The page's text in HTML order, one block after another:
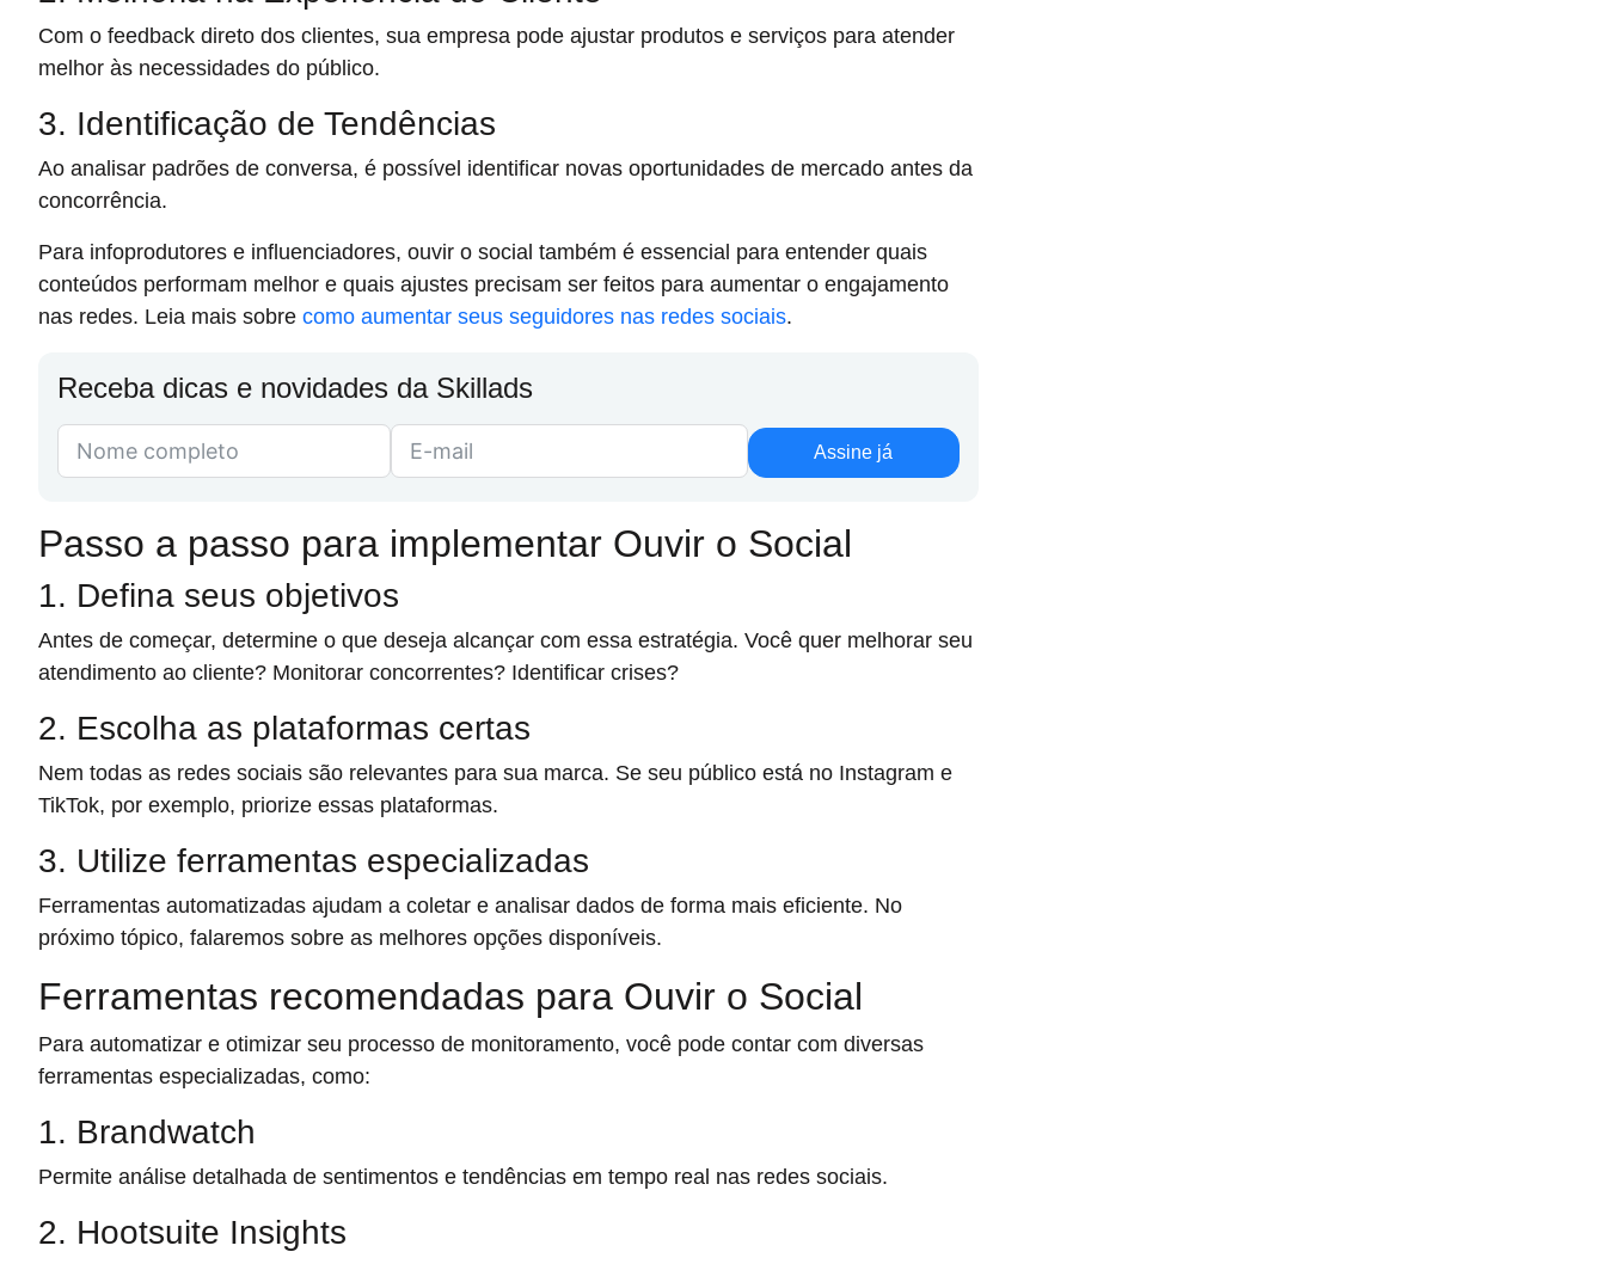
Com o feedback direto dos clientes, sua empresa pode ajustar produtos e serviços para atender
melhor às necessidades do público.
3. Identificação de Tendências
Ao analisar padrões de conversa, é possível identificar novas oportunidades de mercado antes da
concorrência.
Para infoprodutores e influenciadores, ouvir o social também é essencial para entender quais
conteúdos performam melhor e quais ajustes precisam ser feitos para aumentar o engajamento
nas redes. Leia mais sobre como aumentar seus seguidores nas redes sociais.
Receba dicas e novidades da Skillads
Assine já
Passo a passo para implementar Ouvir o Social
1. Defina seus objetivos
Antes de começar, determine o que deseja alcançar com essa estratégia. Você quer melhorar seu
atendimento ao cliente? Monitorar concorrentes? Identificar crises?
2. Escolha as plataformas certas
Nem todas as redes sociais são relevantes para sua marca. Se seu público está no Instagram e
TikTok, por exemplo, priorize essas plataformas.
3. Utilize ferramentas especializadas
Ferramentas automatizadas ajudam a coletar e analisar dados de forma mais eficiente. No
próximo tópico, falaremos sobre as melhores opções disponíveis.
Ferramentas recomendadas para Ouvir o Social
Para automatizar e otimizar seu processo de monitoramento, você pode contar com diversas
ferramentas especializadas, como:
1. Brandwatch
Permite análise detalhada de sentimentos e tendências em tempo real nas redes sociais.
2. Hootsuite Insights